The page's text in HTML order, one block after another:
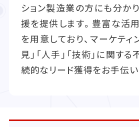
ション製造業の方にも分か
援を提供します。豊富な活
を用意しており、マーケティ
見」「人手」「技術」に関す
続的なリード獲得をお手伝い